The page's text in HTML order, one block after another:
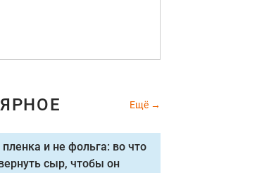
Ещё
и не фольга: во что
сыр, чтобы он